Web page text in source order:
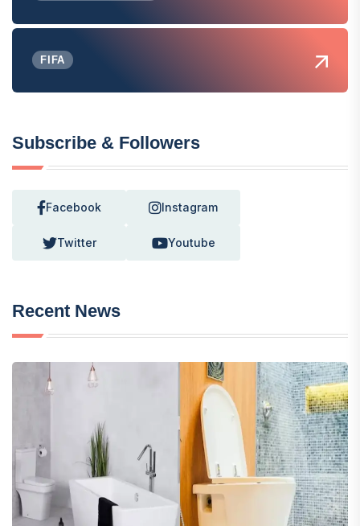
FIFA
Subscribe & Followers
Facebook Instagram
Twitter Youtube
Recent News